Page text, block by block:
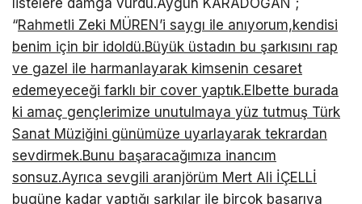
listelere damga vurdu.Aygün KARADOĞAN ;
“Rahmetli Zeki MÜREN’i saygı ile anıyorum,kendisi
benim için bir idoldü.Büyük üstadın bu şarkısını rap
ve gazel ile harmanlayarak kimsenin cesaret
edemeyeceği farklı bir cover yaptık.Elbette burada
ki amaç gençlerimize unutulmaya yüz tutmuş Türk
Sanat Müziğini günümüze uyarlayarak tekrardan
sevdirmek.Bunu başaracağımıza inancım
sonsuz.Ayrıca sevgili aranjörüm Mert Ali İÇELLİ
bugüne kadar yaptığı şarkılar ile birçok başarıya